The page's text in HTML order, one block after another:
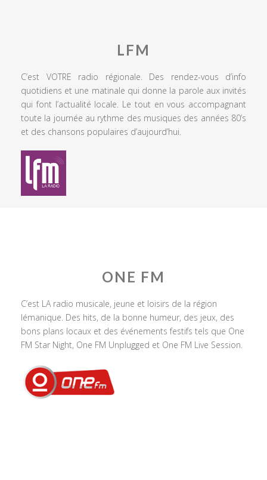
LFM
C’est VOTRE radio régionale. Des rendez-vous d’info
quotidiens et une matinale qui donne la parole aux invités
qui font l’actualité locale. Le tout en vous accompagnant
toute la journée au rythme des musiques des années 80’s
et des chansons populaires d’aujourd’hui.
ONE FM
C’est LA radio musicale, jeune et loisirs de la région
lémanique. Des hits, de la bonne humeur, des jeux, des
bons plans locaux et des événements festifs tels que One
FM Star Night, One FM Unplugged et One FM Live Session.